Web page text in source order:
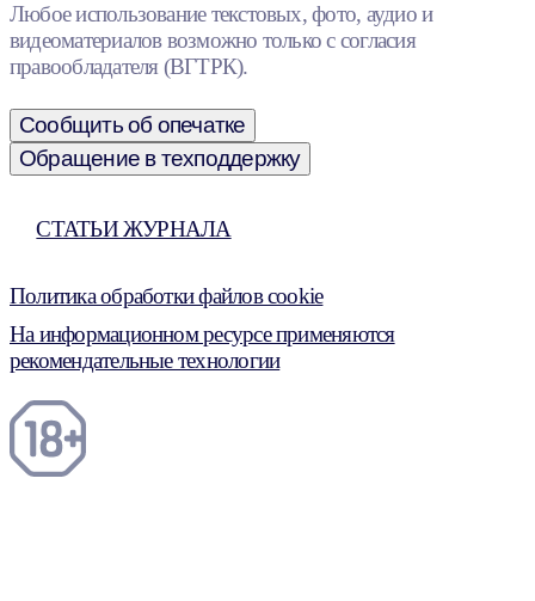
Любое использование текстовых, фото, аудио и
видеоматериалов возможно только с согласия
правообладателя (ВГТРК).
Сообщить об опечатке
Обращение в техподдержку
СТАТЬИ ЖУРНАЛА
Политика обработки файлов cookie
На информационном ресурсе применяются
рекомендательные технологии